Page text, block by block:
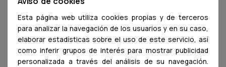
animales de compañía.
La OCV seguirá colaborando
institucionalmente para que este desarrollo
Esta página web utiliza cookies propias y de terceros
para analizar la navegación de los usuarios y en su caso,
elaborar estadísticas sobre el uso de este servicio, así
como inferir grupos de interés para mostrar publicidad
personalizada a través del análisis de su navegación.